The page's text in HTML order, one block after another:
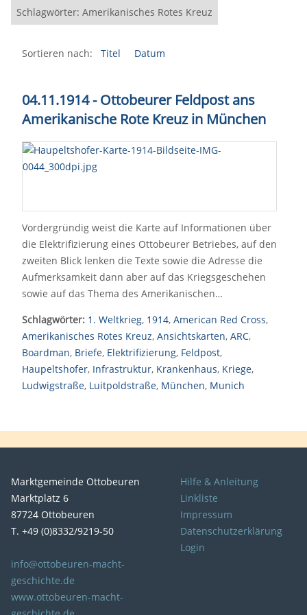
Schlagwörter: Amerikanisches Rotes Kreuz
Sortieren nach: Titel Datum
04.11.1914 - Ottobeurer Feldpost ans
Amerikanische Rote Kreuz in München
Vordergründig weist die Karte auf Informationen über
die Elektrifizierung eines Ottobeurer Betriebes, auf den
zweiten Blick lenken die Texte sowie die Adresse die
Aufmerksamkeit dann aber auf das Kriegsgeschehen
sowie auf das Thema des Amerikanischen…
Schlagwörter: 1. Weltkrieg, 1914, American Red Cross,
Amerikanisches Rotes Kreuz, Ansichtskarten, ARC,
Boardman, Briefe, Elektrifizierung, Feldpost,
Haupeltshofer, Infrastruktur, Krankenhaus, Kriege,
Ludwigstraße, Luitpoldstraße, München, Munich
Marktgemeinde Ottobeuren
Marktplatz 6
87724 Ottobeuren
T. +49 (0)8332/9219-50
info@ottobeuren-macht-
geschichte.de
www.ottobeuren-macht-
Hilfe & Anleitung
Linkliste
Impressum
Datenschutzerklärung
Login